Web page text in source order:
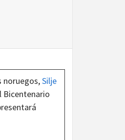
noruegos,Silje
Bicentenario